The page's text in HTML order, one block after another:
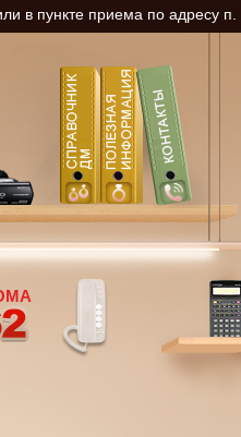
в пункте приема по адресу